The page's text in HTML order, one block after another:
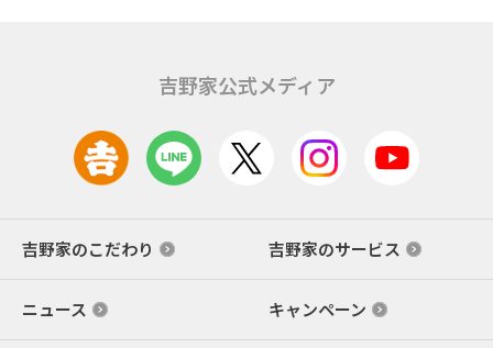
吉野家公式メディア
吉野家のこだわり 吉野家のサービス
ニュース キャンペーン